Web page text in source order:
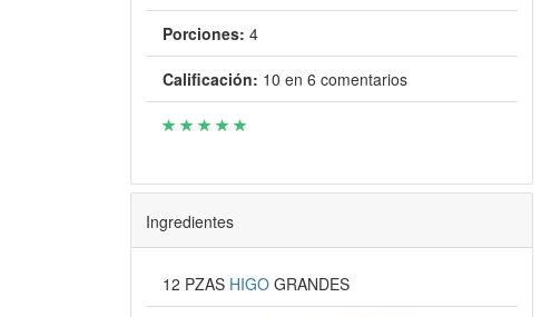
Porciones: 4
Calificación: 10 en 6 comentarios
Ingredientes
12 PZAS HIGO GRANDES